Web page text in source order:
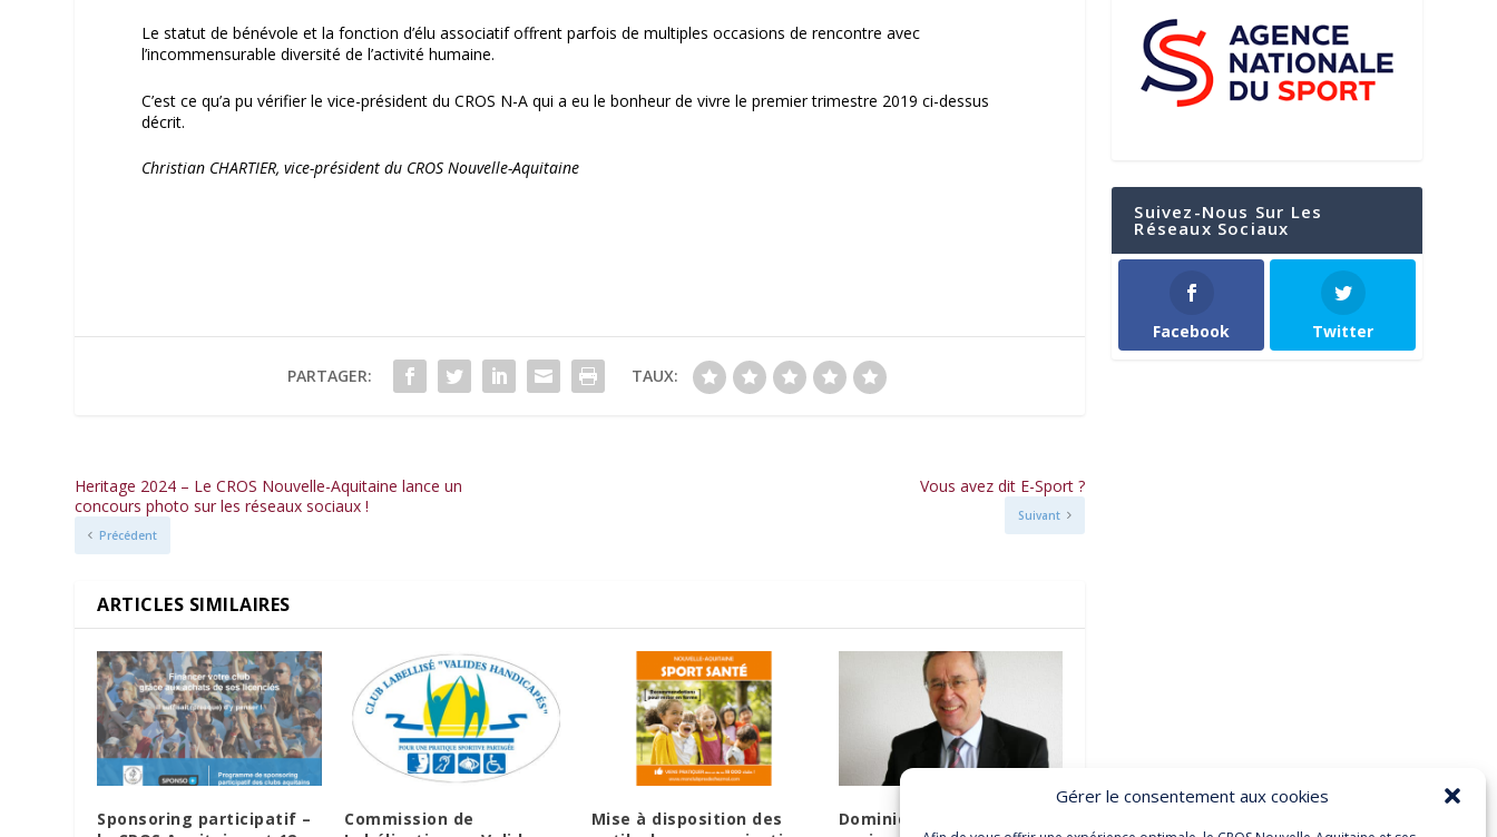
Gérer le consentement aux cookies
Le statut de bénévole et la fonction d’élu associatif offrent parfois de multiples occasions de rencontre avec
l’incommensurable diversité de l’activité humaine.
C’est ce qu’a pu vérifier le vice-président du CROS N-A qui a eu le bonheur de vivre le premier trimestre 2019 ci-dessus
décrit.
Christian CHARTIER, vice-président du CROS Nouvelle-Aquitaine
PARTAGER: TAUX:
Heritage 2024 – Le CROS Nouvelle-Aquitaine lance un
concours photo sur les réseaux sociaux !
Précédent
Vous avez dit E-Sport ?
Suivant
ARTICLES SIMILAIRES
Sponsoring participatif –
Commission de
Mise à disposition des
Dominique MALCOTTI,
Suivez-Nous Sur Les
Réseaux Sociaux
Facebook Twitter